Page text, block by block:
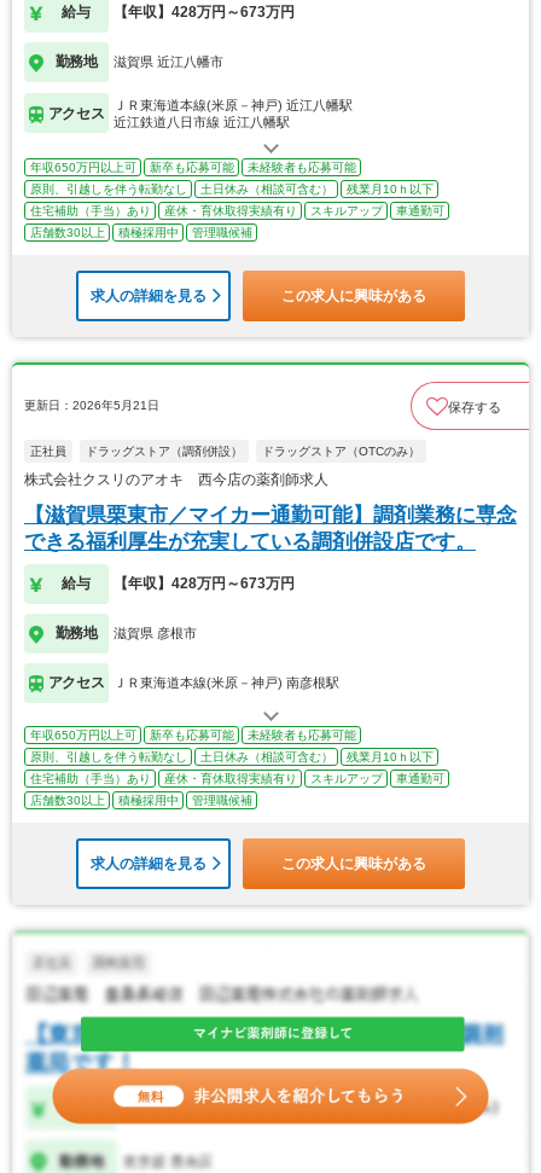
給与 【年収】428万円～673万円
勤務地 滋賀県 近江八幡市
アクセス
ＪＲ東海道本線(米原－神戸) 近江八幡駅
近江鉄道八日市線 近江八幡駅
年収650万円以上可 新卒も応募可能
未経験者も応募可能
原則、引越しを伴う転勤なし
土日休み（相談可含む）
残業月10ｈ以下
住宅補助（手当）あり
産休・育休取得実績有り スキルアップ
車通勤可
店舗数30以上
積極採用中 管理職候補
求人の詳細を見る この求人に興味がある
更新日：2026年5月21日 保存する
正社員 ドラッグストア（調剤併設） ドラッグストア（OTCのみ）
株式会社クスリのアオキ 西今店の薬剤師求人
【滋賀県栗東市／マイカー通勤可能】調剤業務に専念
できる福利厚生が充実している調剤併設店です。
給与 【年収】428万円～673万円
勤務地 滋賀県 彦根市
アクセス ＪＲ東海道本線(米原－神戸) 南彦根駅
年収650万円以上可 新卒も応募可能
未経験者も応募可能
原則、引越しを伴う転勤なし
土日休み（相談可含む）
残業月10ｈ以下
住宅補助（手当）あり
産休・育休取得実績有り スキルアップ
車通勤可
店舗数30以上
積極採用中 管理職候補
求人の詳細を見る この求人に興味がある